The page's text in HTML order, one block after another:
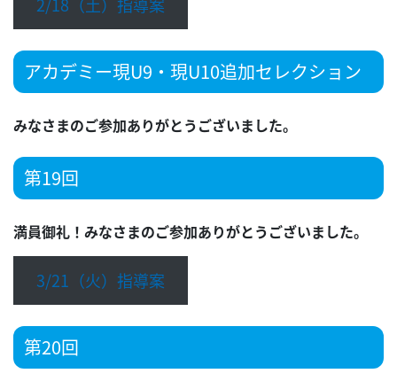
アカデミー現U9・現U10追加セレクション
みなさまのご参加ありがとうございました。
第19回
満員御礼！みなさまのご参加ありがとうございました。
3/21（火）指導案
第20回